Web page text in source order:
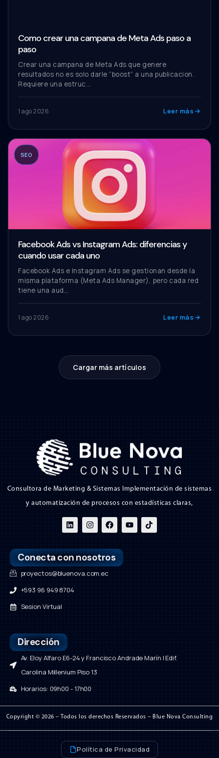
Como crear una campana de Meta Ads paso a
paso
Crear una campana de Meta Ads que genere
resultados no es solo darle “boost” a una publicacion.
Requiere una estruc…
1 ago 2026 Leer más
SEO
Facebook Ads vs Instagram Ads: diferencias y
cuando usar cada uno
Facebook Ads e Instagram Ads se gestionan desde la
misma plataforma (Meta Ads Manager), pero cada red
tiene una aud…
1 ago 2026 Leer más
Cargar más artículos
Consultora de Marketing & Sistemas Implementación de sistemas
y automatización de procesos con estadísticas claras,
Conecta con nosotros
proyectos@bluenova.com.ec
+593 96 949 8704
Sesion Virtual
Dirección
Av. Eloy Alfaro E6-24 y Francisco Andrade Marín | Edif.
Carolina Millenium Piso 13
Horarios: 09h00 - 17h00
Copyright © 2026 – Todos los derechos Reservados – Blue Nova Consulting
Política de Privacidad